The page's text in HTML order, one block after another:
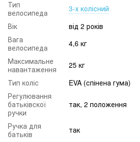
Тип
велосипеда
3-х колісний
Вік
від 2 років
Вага
велосипеда
4,6 кг
Максимальне
навантаження
25 кг
Тип коліс
EVA (спінена гума)
Регулювання
батьківскої
ручки
так, 2 положення
Ручка для
батьків
так